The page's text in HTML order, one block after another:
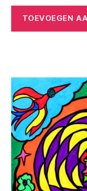
TOEVOEGEN